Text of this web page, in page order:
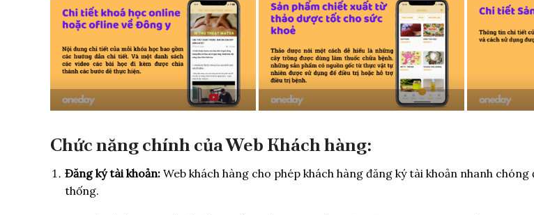
Chức năng chính của Web Khách hàng:
Đăng ký tài khoản:Web khách hàng cho phép khách hàng đăng ký tài khoản nhanh
thống.